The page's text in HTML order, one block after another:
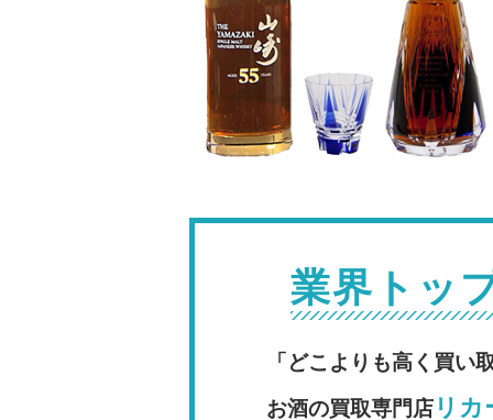
業界トッ
「どこよりも高く買い
お酒の買取専門店 リカ